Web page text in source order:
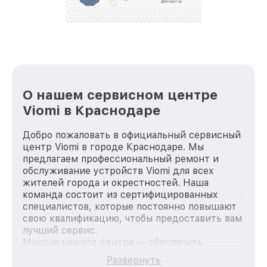
О нашем сервисном центре
Viomi в Краснодаре
Добро пожаловать в официальный сервисный
центр Viomi в городе Краснодаре. Мы
предлагаем профессиональный ремонт и
обслуживание устройств Viomi для всех
жителей города и окрестностей. Наша
команда состоит из сертифицированных
специалистов, которые постоянно повышают
свою квалификацию, чтобы предоставить вам
лучший сервис.
Миссия нашего центра — обеспечить
качественный и доступный ремонт для
Развернуть